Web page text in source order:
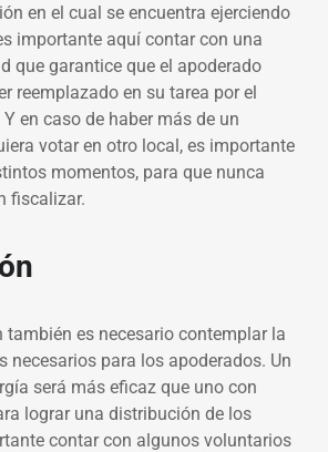
en el cual se encuentra ejerciendo
importante aquí contar con una
que garantice que el apoderado
reemplazado en su tarea por el
en caso de haber más de un
votar en otro local, es importante
momentos, para que nunca
fiscalizar.
también es necesario contemplar la
necesarios para los apoderados. Un
será más eficaz que uno con
lograr una distribución de los
contar con algunos voluntarios